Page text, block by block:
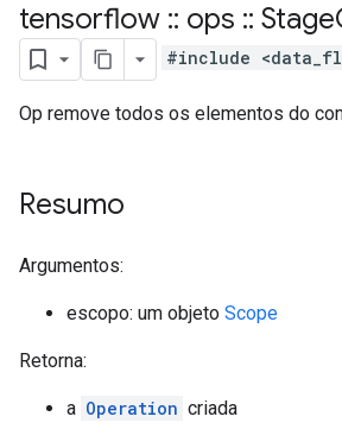
tensorflow :: ops :: Stage
#include
Op remove todos os elementos do
Resumo
Argumentos:
escopo: um objeto Scope
Retorna:
a Operation criada